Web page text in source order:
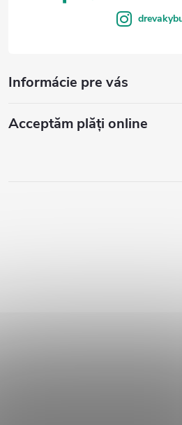
Informácie pre vás
Acceptăm plăţi online